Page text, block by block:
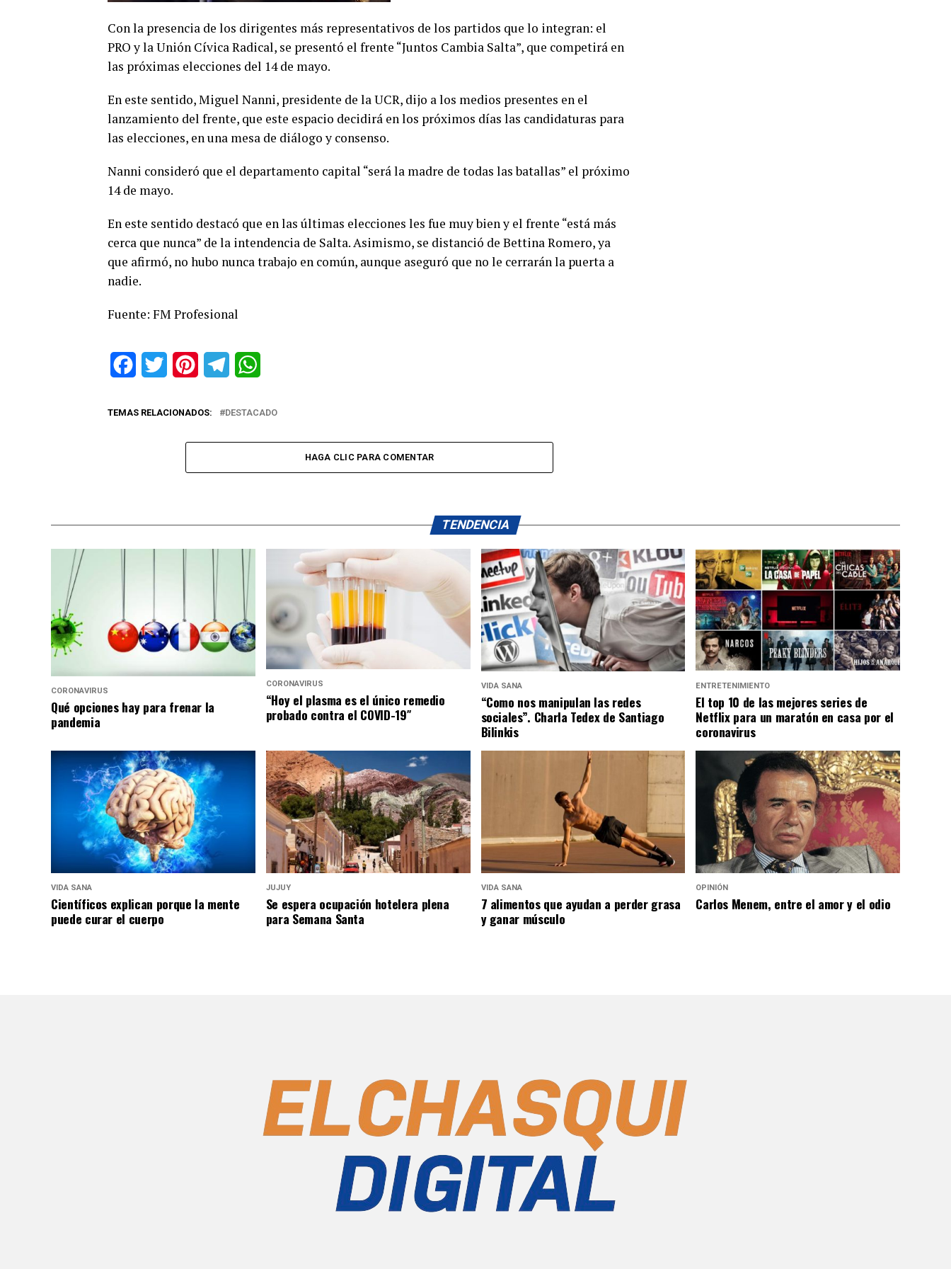
Con la presencia de los dirigentes más representativos de los partidos que lo integran: el
PRO y la Unión Cívica Radical, se presentó el frente “Juntos Cambia Salta”, que competirá en
las próximas elecciones del 14 de mayo.
En este sentido, Miguel Nanni, presidente de la UCR, dijo a los medios presentes en el
lanzamiento del frente, que este espacio decidirá en los próximos días las candidaturas para
las elecciones, en una mesa de diálogo y consenso.
Nanni consideró que el departamento capital “será la madre de todas las batallas” el próximo
14 de mayo.
En este sentido destacó que en las últimas elecciones les fue muy bien y el frente “está más
cerca que nunca” de la intendencia de Salta. Asimismo, se distanció de Bettina Romero, ya
que afirmó, no hubo nunca trabajo en común, aunque aseguró que no le cerrarán la puerta a
nadie.
Fuente: FM Profesional
FacebookTwitter PinterestTelegram
TEMAS RELACIONADOS: DESTACADO
HAGA CLIC PARA COMENTAR
TENDENCIA
CORONAVIRUS
Qué opciones hay para frenar la
pandemia
CORONAVIRUS
“Hoy el plasma es el único remedio
probado contra el COVID-19″
VIDA SANA
“Como nos manipulan las redes
sociales”. Charla Tedex de Santiago
Bilinkis
ENTRETENIMIENTO
El top 10 de las mejores series de
Netflix para un maratón en casa por el
coronavirus
VIDA SANA
Científicos explican porque la mente
puede curar el cuerpo
JUJUY
Se espera ocupación hotelera plena
para Semana Santa
VIDA SANA
7 alimentos que ayudan a perder grasa
y ganar músculo
OPINIÓN
Carlos Menem, entre el amor y el odio